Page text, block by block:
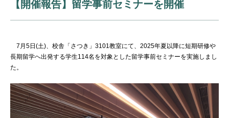
【開催報告】留学事前セミナーを開催
7月5日(土)、校舎「さつき」3101教室にて、2025年夏以降に短期研修や
長期留学へ出発する学生114名を対象とした留学事前セミナーを実施しまし
た。